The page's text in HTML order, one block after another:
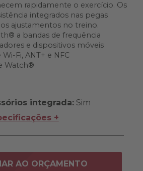
rapidamente o exercício. Os
integrados nas pegas
ajustamentos no treino.
a bandas de frequência
e dispositivos móveis
Fi, ANT+ e NFC
Watch®
integrada:Sim
+
AO ORÇAMENTO